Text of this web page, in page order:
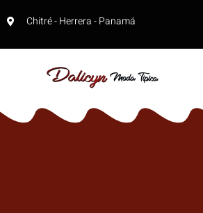
Chitré - Herrera - Panamá